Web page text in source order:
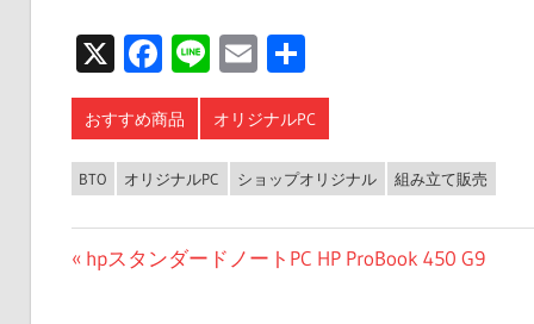
X Facebook
LineEmail
共
有
おすすめ商品 オリジナルPC
BTO オリジナルPC ショップオリジナル 組み立て販売
投
前
hpスタンダードノートPC HP ProBook 450 G9